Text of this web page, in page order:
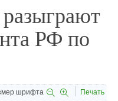
РФ по
шрифта Печать